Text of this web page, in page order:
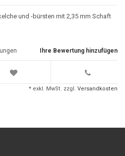
und -bürsten mit 2,35 mm Schaft
Ihre Bewertung hinzufügen
* exkl. MwSt. zzgl. Versandkosten